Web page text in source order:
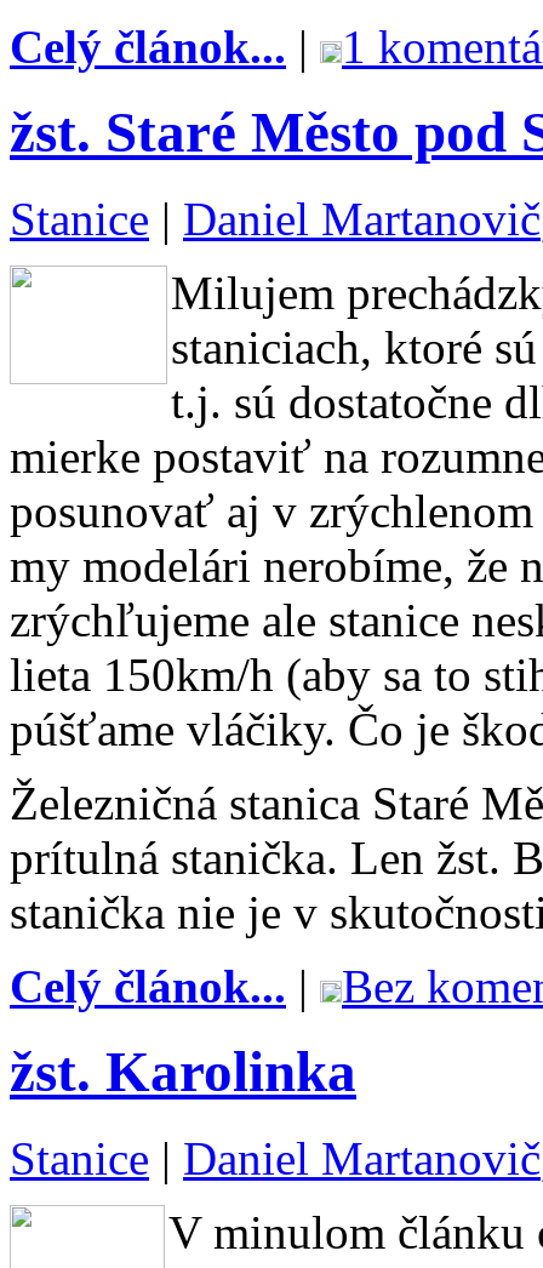
Celý článok... | 1
žst. Staré Město pod
Stanice | Daniel Martanovič
Milujem
staniciach, ktoré
t.j. sú dostatočne
mierke postaviť na
posunovať aj v zrýchlenom
my modelári nerobíme, že
zrýchľujeme ale stanice
lieta 150km/h (aby sa to
púšťame vláčiky. Čo je
Železničná stanica Staré
prítulná stanička. Len žst.
stanička nie je v
Celý článok... | Bez
žst. Karolinka
Stanice | Daniel Martanovič
V minulom